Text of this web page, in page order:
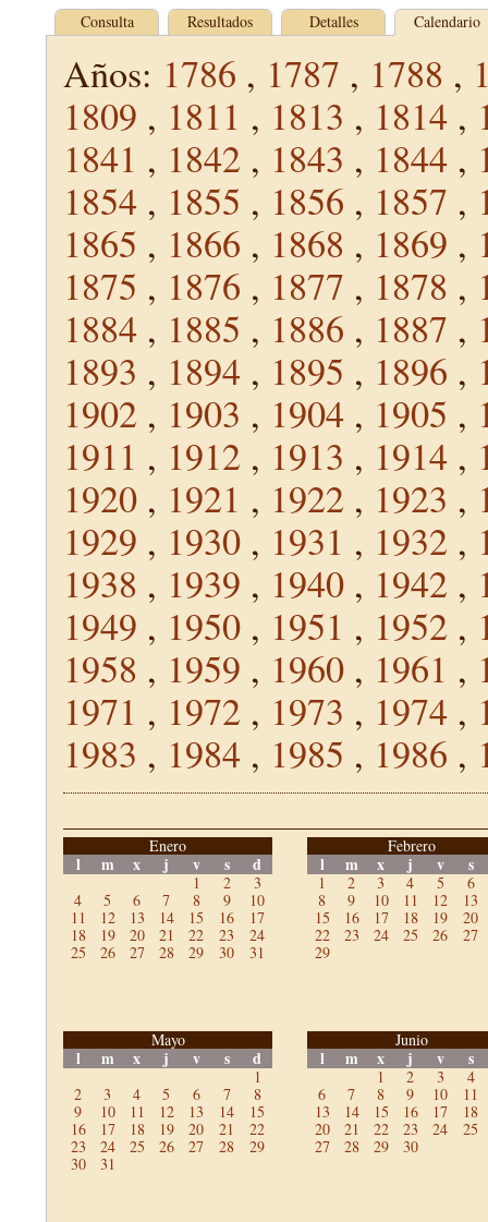
Consulta Resultados Detalles Calendario
Años: 1786 , 1787 , 1788 ,
1809 , 1811 , 1813 , 1814 ,
1841 , 1842 , 1843 , 1844 ,
1854 , 1855 , 1856 , 1857 ,
1865 , 1866 , 1868 , 1869 ,
1875 , 1876 , 1877 , 1878 ,
1884 , 1885 , 1886 , 1887 ,
1893 , 1894 , 1895 , 1896 ,
1902 , 1903 , 1904 , 1905 ,
1911 , 1912 , 1913 , 1914 ,
1920 , 1921 , 1922 , 1923 ,
1929 , 1930 , 1931 , 1932 ,
1938 , 1939 , 1940 , 1942 ,
1949 , 1950 , 1951 , 1952 ,
1958 , 1959 , 1960 , 1961 ,
1971 , 1972 , 1973 , 1974 ,
1983 , 1984 , 1985 , 1986 ,
Enero
l m x j v s d
1 2
3
4
5 6 7 8 9
10
11
12 13 14 15 16
17
18
19 20 21 22 23
24
25
26 27 28 29 30 31
Febrero
l m x j v s
1 2 3 4 5
6
8
9 10 11 12
13
15
16 17 18 19
20
22
23 24 25 26
27
29
Mayo
l m x j v s d
1
2
3 4 5 6 7
8
9
10 11 12 13 14
15
16
17 18 19 20 21
22
23
24 25 26 27 28
29
30
31
Junio
l m x j v s
1 2 3
4
6
7 8 9 10
11
13
14 15 16 17
18
20
21 22 23 24
25
27
28 29 30